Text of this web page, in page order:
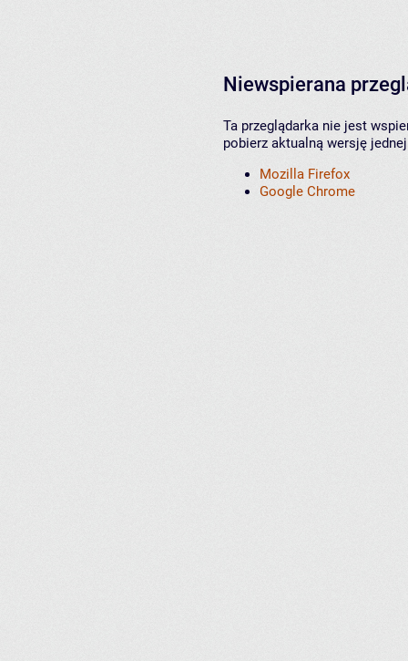
Niewspierana
Ta przeglądarka nie jest
pobierz aktualną wersję
Mozilla Firefox
Google Chrome